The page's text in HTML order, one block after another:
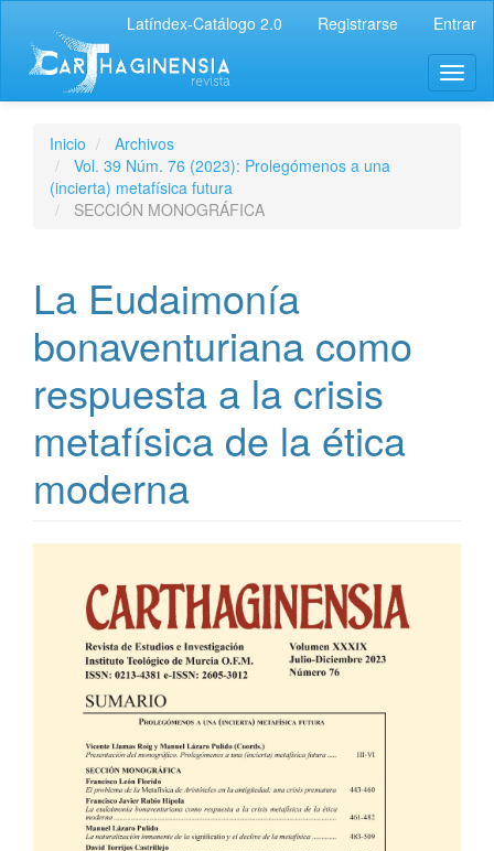
Latíndex-Catálogo 2.0 Registrarse Entrar
Inicio
Archivos
Vol. 39 Núm. 76 (2023): Prolegómenos a una
(incierta) metafísica futura
SECCIÓN MONOGRÁFICA
La Eudaimonía
bonaventuriana como
respuesta a la crisis
metafísica de la ética
moderna